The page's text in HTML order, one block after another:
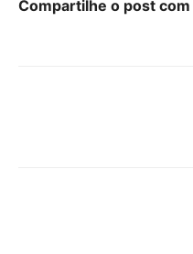
Compartilhe o post